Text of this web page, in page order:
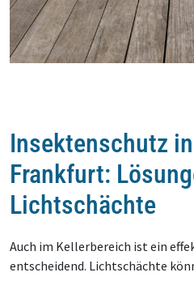
Insektenschutz
Frankfurt:
Lichtschächte
Auch im Kellerbereich ist ein
entscheidend. Lichtschächte